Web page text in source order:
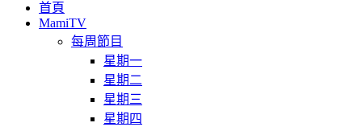
首頁
MamiTV
每周節目
星期一
星期二
星期三
星期四